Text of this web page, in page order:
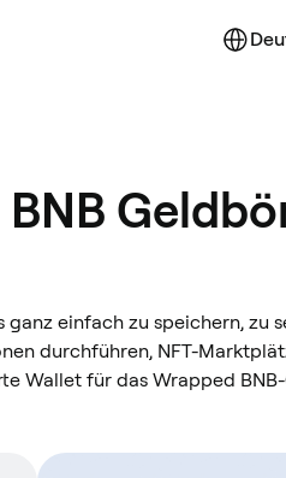
einfach zu speichern, zu
durchführen, NFT-
Wallet für das Wrapped